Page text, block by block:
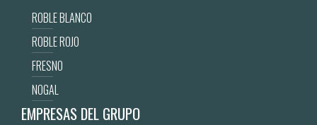
ROBLE BLANCO
ROBLE ROJO
FRESNO
NOGAL
EMPRESAS DEL GRUPO